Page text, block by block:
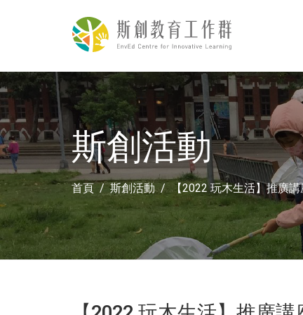
斯創活動
首頁 斯創活動 【2022 玩木生活】推廣